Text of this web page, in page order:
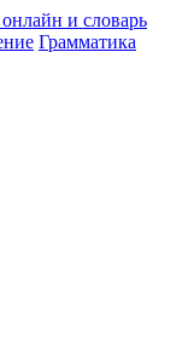
Грамматика